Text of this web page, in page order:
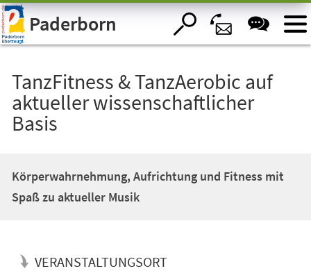
Visuelle
Assistenzsoftware
öffnen.Paderborn
TanzFitness & TanzAerobic auf
aktueller wissenschaftlicher
Basis
Körperwahrnehmung, Aufrichtung und Fitness mit
Spaß zu aktueller Musik
VERANSTALTUNGSORT